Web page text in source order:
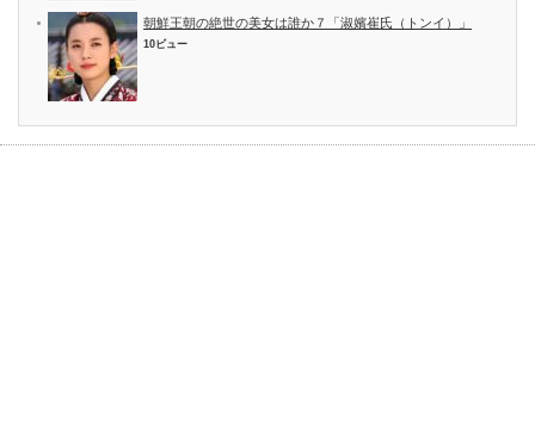
朝鮮王朝の絶世の美女は誰か７「淑嬪崔氏（トンイ）」
10ビュー